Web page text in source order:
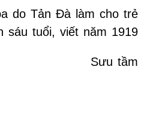
do Tản Đà làm cho trẻ
sáu tuổi, viết năm 1919
Sưu tầm